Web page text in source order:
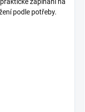
podle potřeby.